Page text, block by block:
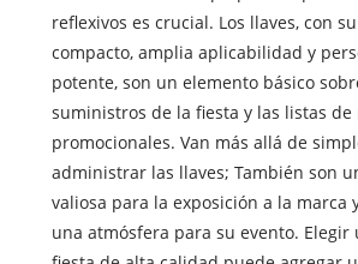
reflexivos es crucial. Los llaves, con
compacto, amplia aplicabilidad y
potente, son un elemento básico
suministros de la fiesta y las listas de
promocionales. Van más allá de
administrar las llaves; También son
valiosa para la exposición a la marca
una atmósfera para su evento. Elegir